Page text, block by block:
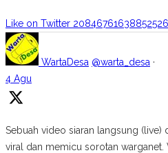
Like on Twitter
WartaDesa @warta_desa ·
4 Agu
Sebuah video siaran langsung
viral dan memicu sorotan